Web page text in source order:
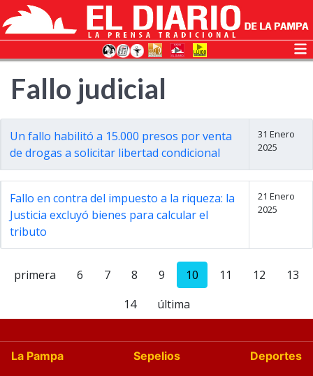
Fallo judicial
Un fallo habilitó a 15.000 presos por venta
de drogas a solicitar libertad condicional
31 Enero
2025
Fallo en contra del impuesto a la riqueza: la
Justicia excluyó bienes para calcular el
tributo
21 Enero
2025
primera 6 7 8 9 10 11 12
13
14
última
La Pampa Sepelios
Deportes